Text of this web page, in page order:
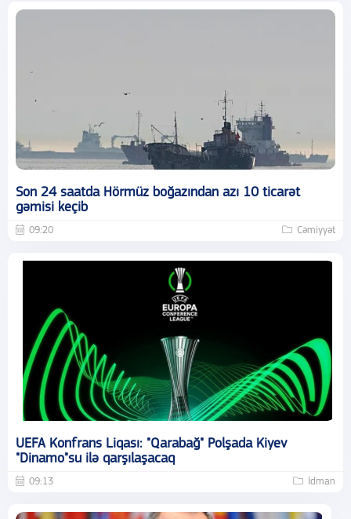
Son 24 saatda Hörmüz boğazından azı 10 ticarət
gəmisi keçib
09:20 Cəmiyyət
UEFA Konfrans Liqası: "Qarabağ" Polşada Kiyev
"Dinamo"su ilə qarşılaşacaq
09:13 İdman